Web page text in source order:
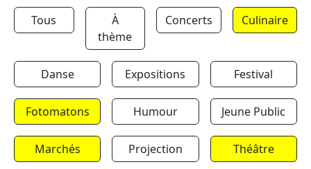
Tous
À
thème
Concerts Culinaire
Danse Expositions Festival
Fotomatons Humour Jeune Public
Marchés Projection Théâtre